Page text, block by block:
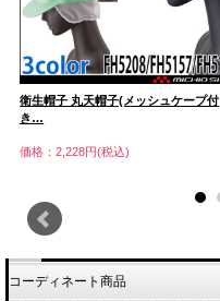
衛生帽子 丸天帽子(メッシュケープ付
き…
価格：2,228円(税込)
コーディネート商品